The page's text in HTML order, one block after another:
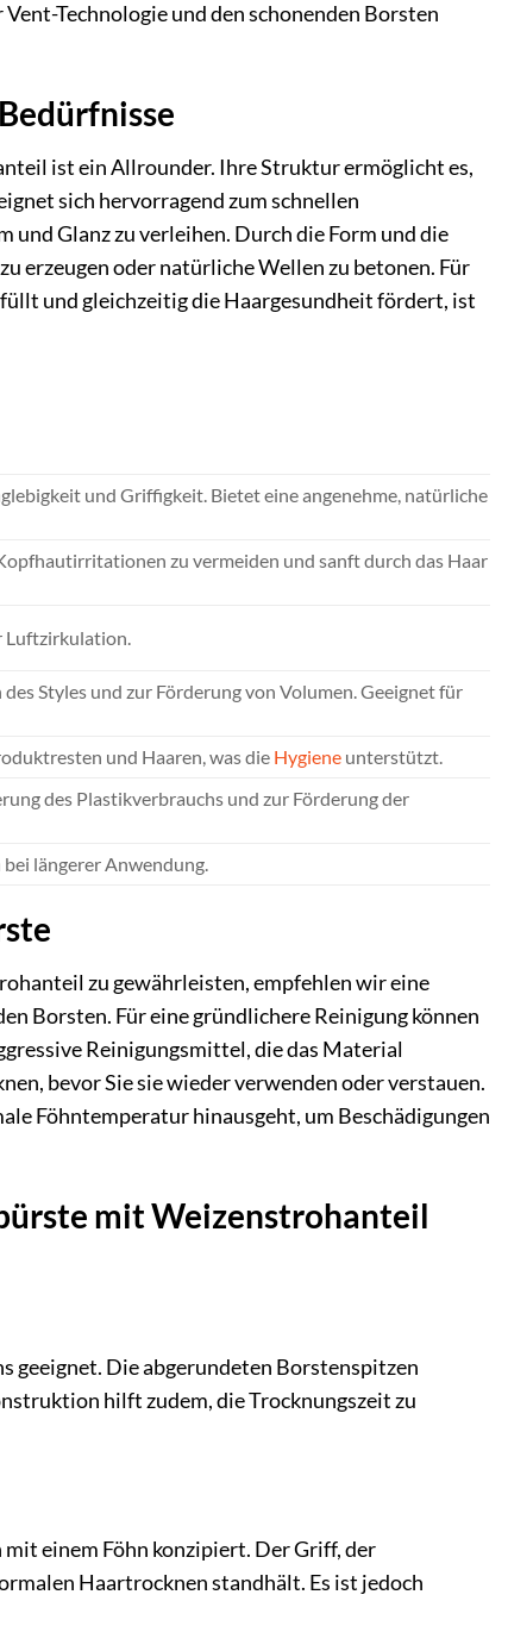
Technologie und den schonenden Borsten
ist ein Allrounder. Ihre Struktur ermöglicht es,
sich hervorragend zum schnellen
und Glanz zu verleihen. Durch die Form und die
erzeugen oder natürliche Wellen zu betonen. Für
und gleichzeitig die Haargesundheit fördert, ist
und Griffigkeit. Bietet eine angenehme, natürliche
zu vermeiden und sanft durch das Haar
Luftzirkulation.
Styles und zur Förderung von Volumen. Geeignet für
und Haaren, was die Hygieneunterstützt.
des Plastikverbrauchs und zur Förderung der
längerer Anwendung.
zu gewährleisten, empfehlen wir eine
Borsten. Für eine gründlichere Reinigung können
Reinigungsmittel, die das Material
bevor Sie sie wieder verwenden oder verstauen.
Föhntemperatur hinausgeht, um Beschädigungen
mit Weizenstrohanteil
geeignet. Die abgerundeten Borstenspitzen
hilft zudem, die Trocknungszeit zu
einem Föhn konzipiert. Der Griff, der
Haartrocknen standhält. Es ist jedoch